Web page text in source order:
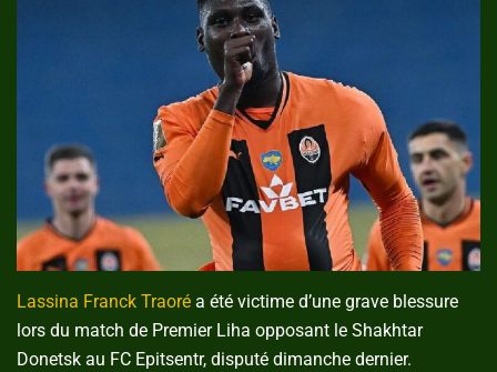
Lassina Franck Traoré a été victime d’une grave blessure
lors du match de Premier Liha opposant le Shakhtar
Donetsk au FC Epitsentr, disputé dimanche dernier.